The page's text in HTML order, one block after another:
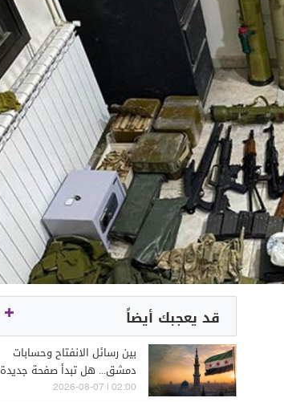
قد يعجبك أيضاً
بين رسائل الانفتاح وحسابات
دمشق... هل تبدأ صفحة جديدة
بين "حزب الله" وسوريا -
02:00 | 2026-08-07